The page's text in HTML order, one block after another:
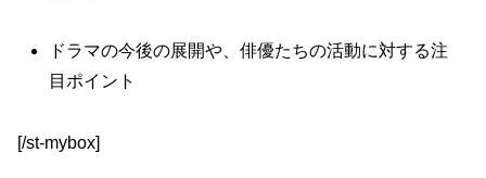
ドラマの今後の展開や、俳優たちの活動に対する注
目ポイント
[/st-mybox]